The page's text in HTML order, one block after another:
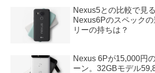
Nexus5との比較で見
Nexus6Pのスペック
リーの持ちは？
Nexus 6Pが15,000円
ーン。32GBモデル